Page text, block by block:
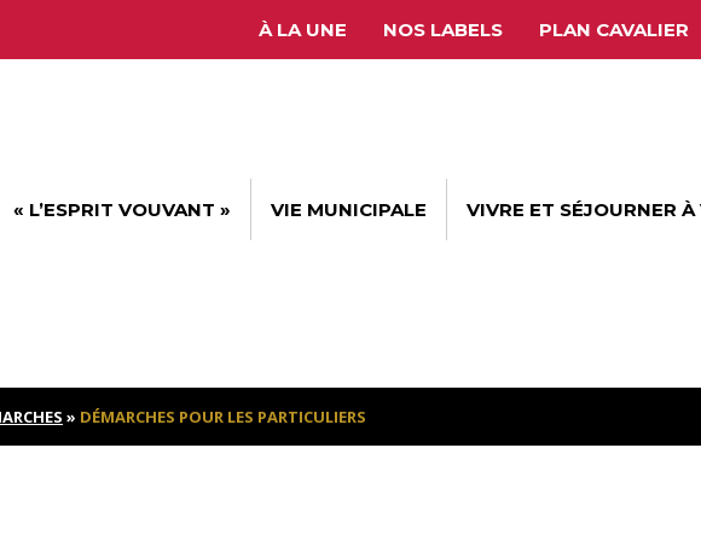
À LA UNE NOS LABELS PLAN CAVALIER
« L’ESPRIT VOUVANT » VIE MUNICIPALE VIVRE ET SÉJOURNER
» DÉMARCHES POUR LES PARTICULIERS